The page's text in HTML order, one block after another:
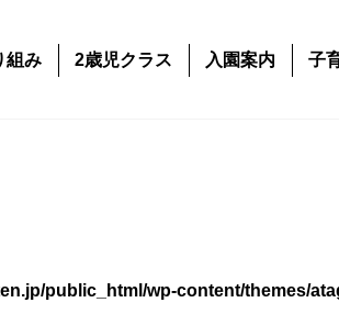
組み 2歳児クラス 入園案内 子
public_html/wp-content/themes/